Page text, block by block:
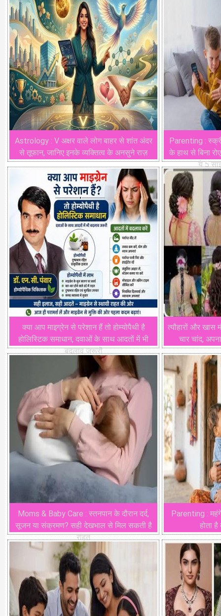
Astrology : V अक्षर वाले लोग बाहर से शांत अंदर
से तूफान, जानिए इनके व्यक्तित्व के अनसुने राज़
Parenting :
के हाथ से बिना
ये 5
क्या आप माइग्रेन से परेशान हैं तो होम्योपैथी है
होलिस्टिक समाधान, दवाओं के साथ आदतों में भी
बदलाव जरूरी
त्यौहारों और खास
चार चांद,
Moms & Baby Care : स्तनपान के दौरान दर्द,
सूजन या संक्रमण? सही देखभाल से मिल सकती है
राहत
Parenting :
होता